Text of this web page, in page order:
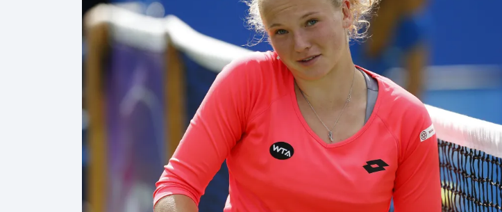
Curling
Dostihy
Florbal
Futsal
Golf
Gymnastika
Moderní pětiboj
Motorsport
Olympijské hry
Parasport
Plavání
Plážový volejbal